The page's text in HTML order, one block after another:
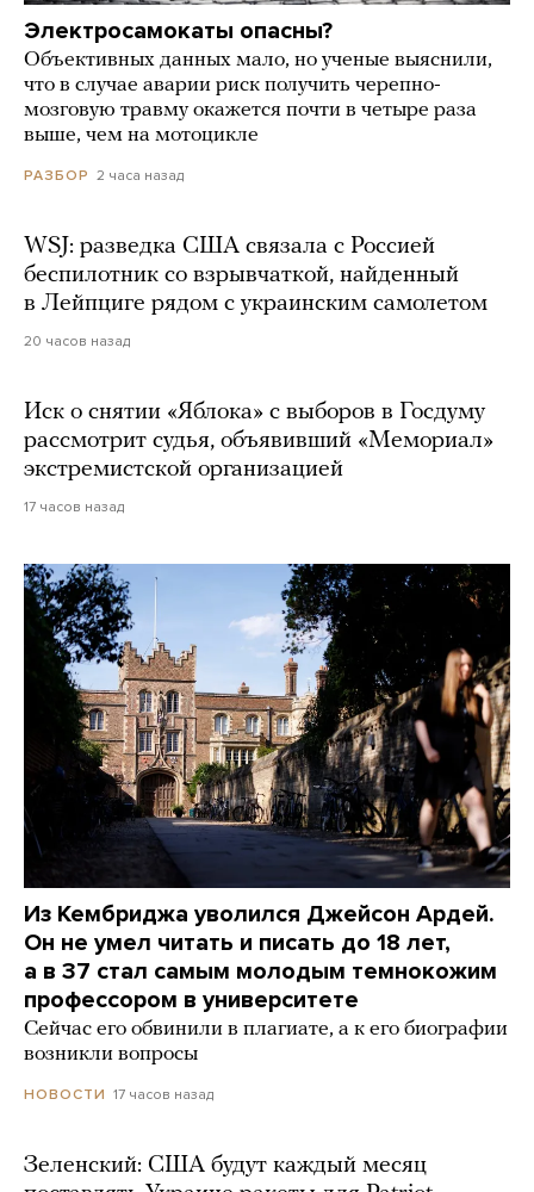
Электросамокаты опасны?
Объективных данных мало, но ученые выяснили,
что в случае аварии риск получить черепно-
мозговую травму окажется почти в четыре раза
выше, чем на мотоцикле
РАЗБОР 2 часа назад
WSJ: разведка США связала с Россией
беспилотник со взрывчаткой, найденный
в Лейпциге рядом с украинским самолетом
20 часов назад
Иск о снятии «Яблока» с выборов в Госдуму
рассмотрит судья, объявивший «Мемориал»
экстремистской организацией
17 часов назад
Из Кембриджа уволился Джейсон Ардей.
Он не умел читать и писать до 18 лет,
а в 37 стал самым молодым темнокожим
профессором в университете
Сейчас его обвинили в плагиате, а к его биографии
возникли вопросы
НОВОСТИ 17 часов назад
Зеленский: США будут каждый месяц